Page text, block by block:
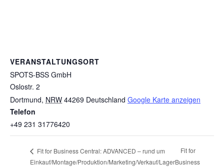
VERANSTALTUNGSORT
SPOTS-BSS GmbH
Oslostr. 2
Dortmund, NRW 44269 Deutschland Google Karte anzeigen
Telefon
+49 231 31776420
Fit for Business Central: ADVANCED – rund um
Einkauf/Montage/Produktion/Marketing/Verkauf/Lager
Fit for
Business